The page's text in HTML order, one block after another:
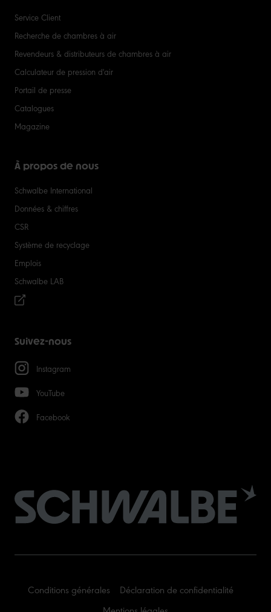
Service Client
Recherche de chambres à air
Revendeurs & distributeurs de chambres à air
Calculateur de pression d'air
Portail de presse
Catalogues
Magazine
À propos de nous
Schwalbe International
Données & chiffres
CSR
Système de recyclage
Emplois
Schwalbe LAB
Suivez-nous
Instagram
YouTube
Facebook
Conditions générales
Déclaration de confidentialité